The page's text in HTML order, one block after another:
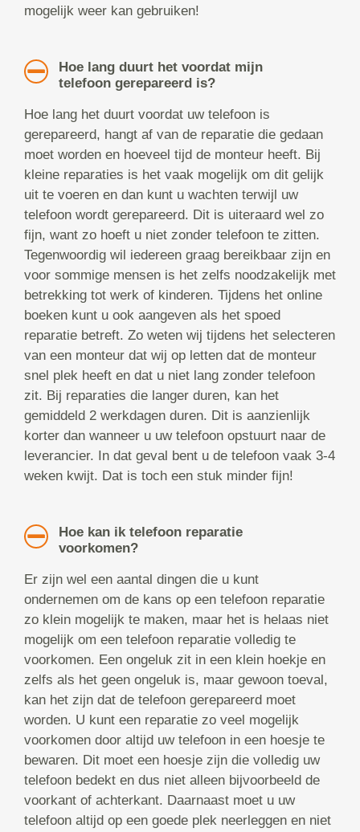
mogelijk weer kan gebruiken!
Hoe lang duurt het voordat mijn
telefoon gerepareerd is?
Hoe lang het duurt voordat uw telefoon is
gerepareerd, hangt af van de reparatie die gedaan
moet worden en hoeveel tijd de monteur heeft. Bij
kleine reparaties is het vaak mogelijk om dit gelijk
uit te voeren en dan kunt u wachten terwijl uw
telefoon wordt gerepareerd. Dit is uiteraard wel zo
fijn, want zo hoeft u niet zonder telefoon te zitten.
Tegenwoordig wil iedereen graag bereikbaar zijn en
voor sommige mensen is het zelfs noodzakelijk met
betrekking tot werk of kinderen. Tijdens het online
boeken kunt u ook aangeven als het spoed
reparatie betreft. Zo weten wij tijdens het selecteren
van een monteur dat wij op letten dat de monteur
snel plek heeft en dat u niet lang zonder telefoon
zit. Bij reparaties die langer duren, kan het
gemiddeld 2 werkdagen duren. Dit is aanzienlijk
korter dan wanneer u uw telefoon opstuurt naar de
leverancier. In dat geval bent u de telefoon vaak 3-4
weken kwijt. Dat is toch een stuk minder fijn!
Hoe kan ik telefoon reparatie
voorkomen?
Er zijn wel een aantal dingen die u kunt
ondernemen om de kans op een telefoon reparatie
zo klein mogelijk te maken, maar het is helaas niet
mogelijk om een telefoon reparatie volledig te
voorkomen. Een ongeluk zit in een klein hoekje en
zelfs als het geen ongeluk is, maar gewoon toeval,
kan het zijn dat de telefoon gerepareerd moet
worden. U kunt een reparatie zo veel mogelijk
voorkomen door altijd uw telefoon in een hoesje te
bewaren. Dit moet een hoesje zijn die volledig uw
telefoon bedekt en dus niet alleen bijvoorbeeld de
voorkant of achterkant. Daarnaast moet u uw
telefoon altijd op een goede plek neerleggen en niet